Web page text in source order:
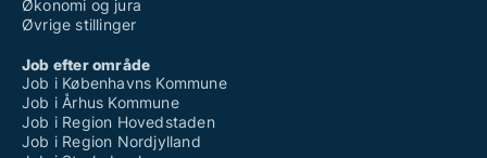
Økonomi og jura
Øvrige stillinger
Job efter område
Job i Københavns Kommune
Job i Århus Kommune
Job i Region Hovedstaden
Job i Region Nordjylland